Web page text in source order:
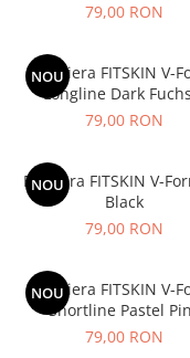
79,00 RON
NOU
Bustiera FITSKIN V-
Longline Dark
79,00 RON
NOU
Bustiera FITSKIN V-
Black
79,00 RON
NOU
Bustiera FITSKIN V-
Shortline Pastel
79,00 RON